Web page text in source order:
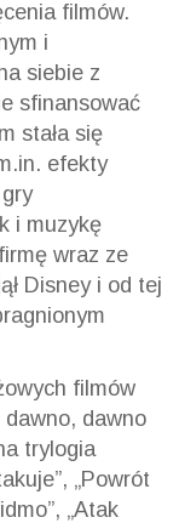
filmów.
i
siebie z
sfinansować
stała się
efekty
i muzykę
wraz ze
Disney i od tej
filmów
dawno
trylogia
„Powrót
„Atak